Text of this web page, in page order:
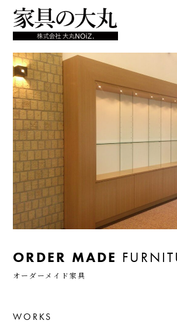
ORDER MADE
オーダーメイド家具
WORKS